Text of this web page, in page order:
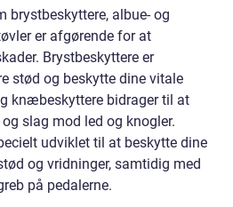
brystbeskyttere, albue- og
er afgørende for at
Brystbeskyttere er
stød og beskytte dine vitale
knæbeskyttere bidrager til at
slag mod led og knogler.
udviklet til at beskytte dine
og vridninger, samtidig med
på pedalerne.